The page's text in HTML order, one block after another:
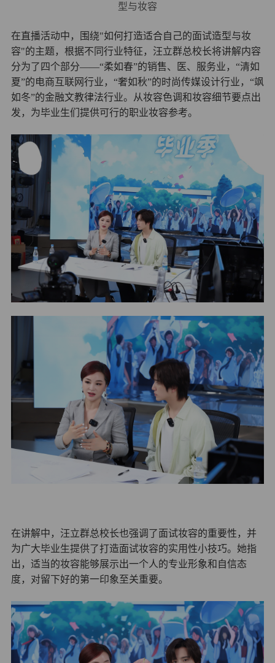
型与妆容
在直播活动中，围绕"如何打造适合自己的面试造型与妆
容"的主题，根据不同行业特征，汪立群总校长将讲解内容
分为了四个部分——“柔如春”的销售、医、服务业，“清如
夏”的电商互联网行业，“奢如秋”的时尚传媒设计行业，“飒
如冬”的金融文教律法行业。从妆容色调和妆容细节要点出
发，为毕业生们提供可行的职业妆容参考。
在讲解中，汪立群总校长也强调了面试妆容的重要性，并
为广大毕业生提供了打造面试妆容的实用性小技巧。她指
出，适当的妆容能够展示出一个人的专业形象和自信态
度，对留下好的第一印象至关重要。